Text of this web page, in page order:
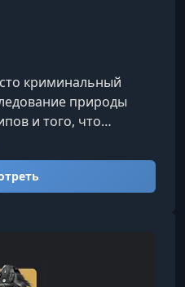
криминальный
природы
и того, что
к хаосу. На
как два героя с
подходами
одной
поднимает
почему одни
вокруг строгих